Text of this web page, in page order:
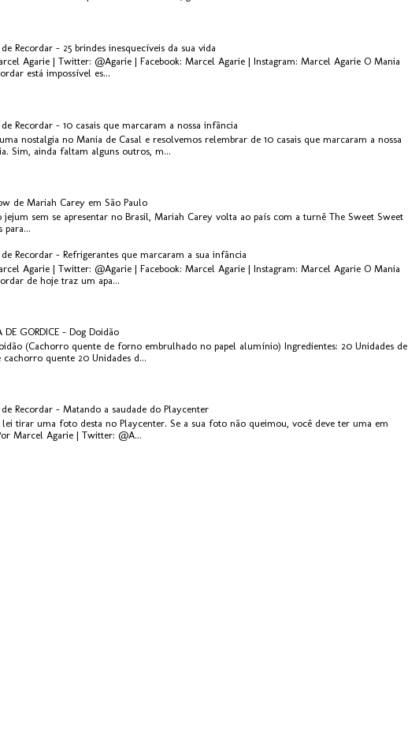
Recordar - 25 brindes inesquecíveis da sua vida
Agarie | Twitter: @Agarie | Facebook: Marcel Agarie | Instagram: Marcel Agarie O Mania
está impossível es...
Recordar - 10 casais que marcaram a nossa infância
nostalgia no Mania de Casal e resolvemos relembrar de 10 casais que marcaram a nossa
Sim, ainda faltam alguns outros, m...
de Mariah Carey em São Paulo
jejum sem se apresentar no Brasil, Mariah Carey volta ao país com a turnê The Sweet Sweet
para...
Recordar - Refrigerantes que marcaram a sua infância
Agarie | Twitter: @Agarie | Facebook: Marcel Agarie | Instagram: Marcel Agarie O Mania
de hoje traz um apa...
DE GORDICE - Dog Doidão
(Cachorro quente de forno embrulhado no papel alumínio) Ingredientes: 20 Unidades de
cachorro quente 20 Unidades d...
Recordar - Matando a saudade do Playcenter
lei tirar uma foto desta no Playcenter. Se a sua foto não queimou, você deve ter uma em
Marcel Agarie | Twitter: @A...